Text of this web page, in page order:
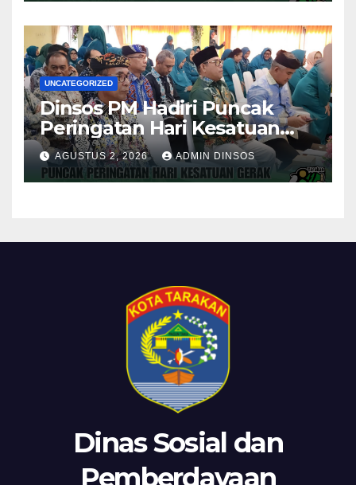
UNCATEGORIZED
Dinsos PM Hadiri Puncak
Peringatan Hari Kesatuan
Gerak PKK ke-54 Tingkat
Kota Tarakan
AGUSTUS 2, 2026 ADMIN DINSOS
Dinas Sosial dan
Pemberdayaan